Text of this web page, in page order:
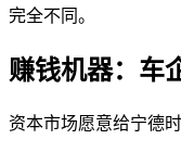
完全不同。
赚钱机器：车
资本市场愿意给宁德